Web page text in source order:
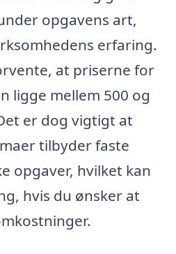
opgavens art,
erfaring.
at priserne for
ligge mellem 500 og
er dog vigtigt at
tilbyder faste
opgaver, hvilket kan
hvis du ønsker at